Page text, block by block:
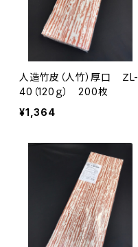
人造竹皮（人竹）厚口 ＺL-
40（120ｇ） 200枚
¥1,364